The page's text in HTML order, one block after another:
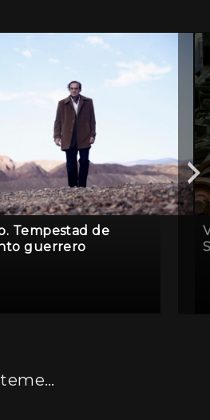
Tempestad de
guerrero
Añadidos recientemente